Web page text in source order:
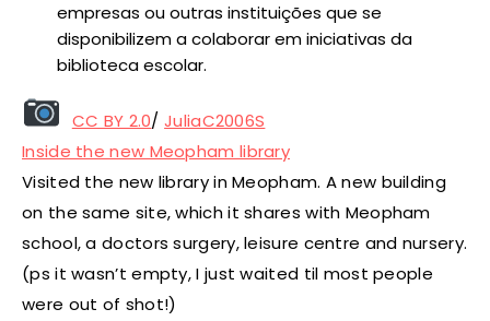
empresas ou outras instituições que se
disponibilizem a colaborar em iniciativas da
biblioteca escolar.
CC BY 2.0/JuliaC2006S
Inside the new Meopham library
Visited the new library in Meopham. A new building
on the same site, which it shares with Meopham
school, a doctors surgery, leisure centre and nursery.
(ps it wasn’t empty, I just waited til most people
were out of shot!)